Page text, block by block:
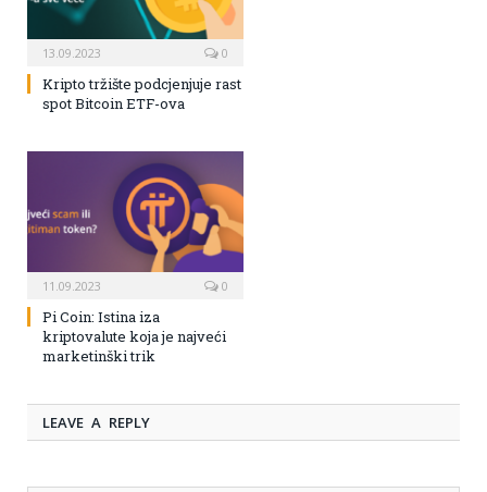
13.09.2023 0
Kripto tržište podcjenjuje rast
spot Bitcoin ETF-ova
11.09.2023 0
Pi Coin: Istina iza
kriptovalute koja je najveći
marketinški trik
LEAVE A REPLY